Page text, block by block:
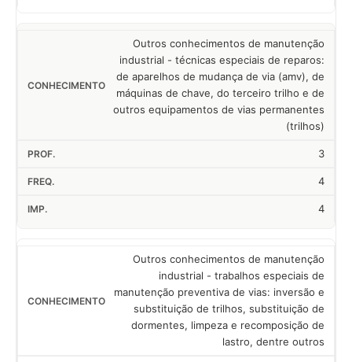
Outros conhecimentos de manutenção
industrial - técnicas especiais de reparos:
de aparelhos de mudança de via (amv), de
máquinas de chave, do terceiro trilho e de
outros equipamentos de vias permanentes
(trilhos)
3
4
4
Outros conhecimentos de manutenção
industrial - trabalhos especiais de
manutenção preventiva de vias: inversão e
substituição de trilhos, substituição de
dormentes, limpeza e recomposição de
lastro, dentre outros